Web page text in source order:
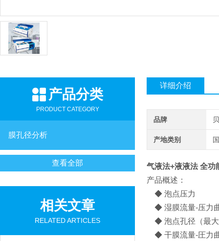
产品分类
PRODUCT CATEGORY
膜孔径分析
查看全部
相关文章
RELATED ARTICLES
详细介绍
品牌
产地类别
气液法+液液法 全功
产品概述：
◆ 泡点压力
◆ 湿膜流量-压力
◆ 泡点孔径（最大
◆ 干膜流量-圧力